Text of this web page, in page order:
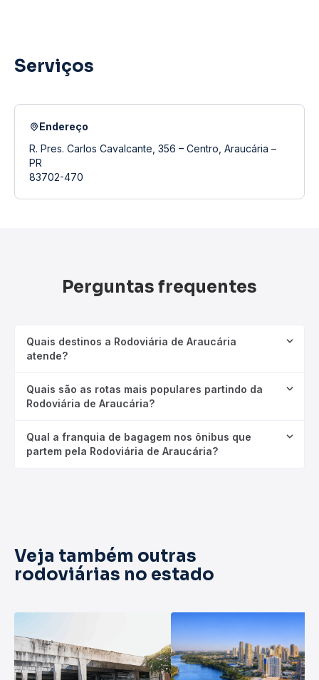
Serviços
Endereço
R. Pres. Carlos Cavalcante, 356 – Centro, Araucária –
PR
83702-470
Perguntas frequentes
Quais destinos a Rodoviária de Araucária
atende?
Quais são as rotas mais populares partindo da
Rodoviária de Araucária?
Qual a franquia de bagagem nos ônibus que
partem pela Rodoviária de Araucária?
Veja também outras
rodoviárias no estado